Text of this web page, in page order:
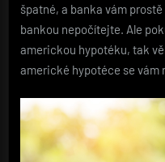
špatné, a banka vám
bankou nepočítejte. Ale
americkou hypotéku, tak
americké hypotéce se vám